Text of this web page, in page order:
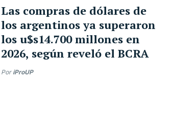
Las compras de dólares de
los argentinos ya superaron
los u$s14.700 millones en
2026, según reveló el BCRA
Por iProUP